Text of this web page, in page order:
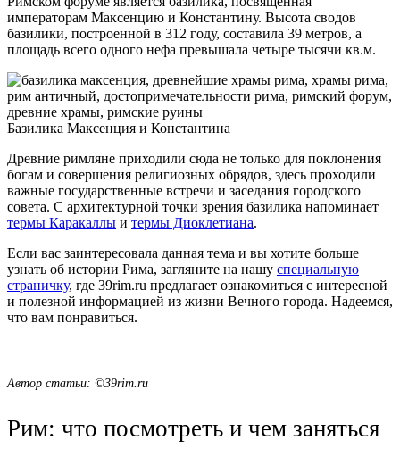
императорам Максенцию и Константину. Высота сводов
базилики, построенной в 312 году, составила 39 метров, а
площадь всего одного нефа превышала четыре тысячи кв.м.
Базилика Максенция и Константина
Древние римляне приходили сюда не только для поклонения
богам и совершения религиозных обрядов, здесь проходили
важные государственные встречи и заседания городского
совета. С архитектурной точки зрения базилика напоминает
термы Каракаллы и термы Диоклетиана.
Если вас заинтересовала данная тема и вы хотите больше
узнать об истории Рима, загляните на нашу специальную
страничку, где 39rim.ru предлагает ознакомиться с интересной
и полезной информацией из жизни Вечного города. Надеемся,
что вам понравиться.
Автор статьи: ©39rim.ru
Рим: что посмотреть и чем заняться